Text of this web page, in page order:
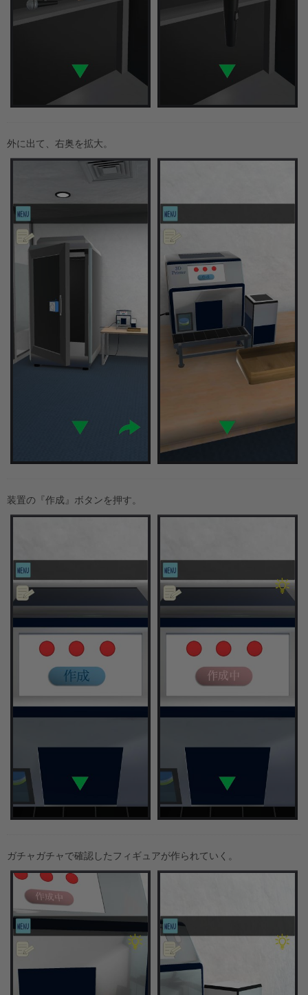
外に出て、右奥を拡大。
装置の『作成』ボタンを押す。
ガチャガチャで確認したフィギュアが作られていく。